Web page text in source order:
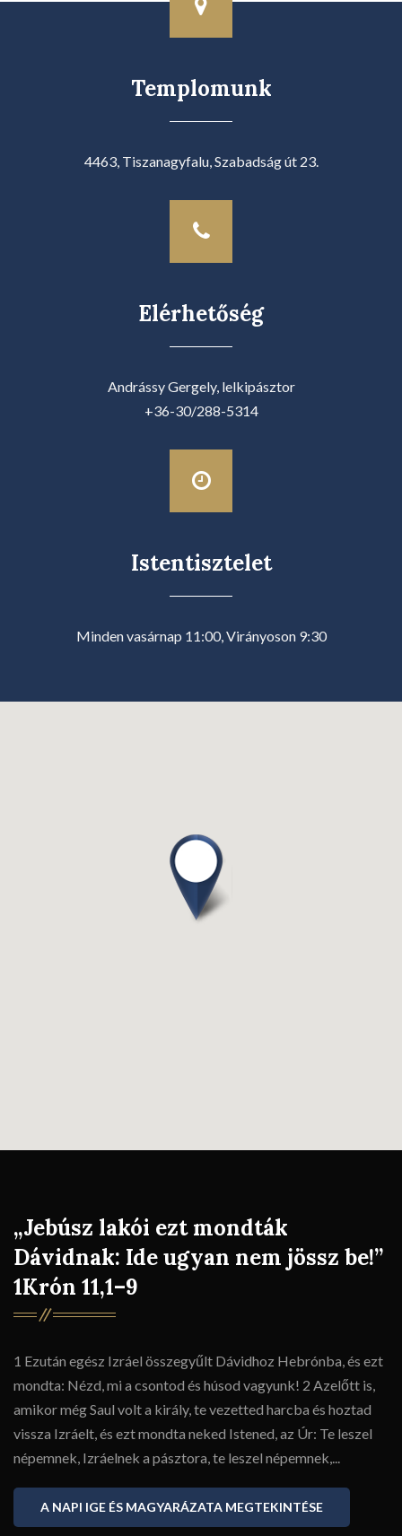
Templomunk
4463, Tiszanagyfalu, Szabadság út 23.
Elérhetőség
Andrássy Gergely, lelkipásztor
+36-30/288-5314
Istentisztelet
Minden vasárnap 11:00, Virányoson 9:30
„Jebúsz lakói ezt mondták
Dávidnak: Ide ugyan nem jössz be!”
1Krón 11,1–9
1 Ezután egész Izráel összegyűlt Dávidhoz Hebrónba, és ezt
mondta: Nézd, mi a csontod és húsod vagyunk! 2 Azelőtt is,
amikor még Saul volt a király, te vezetted harcba és hoztad
vissza Izráelt, és ezt mondta neked Istened, az Úr: Te leszel
népemnek, Izráelnek a pásztora, te leszel népemnek,...
A NAPI IGE ÉS MAGYARÁZATA MEGTEKINTÉSE